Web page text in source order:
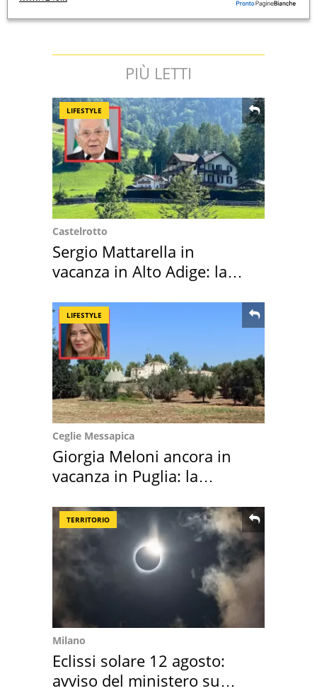
PIÙ LETTI
LIFESTYLE
Castelrotto
Sergio Mattarella in
vacanza in Alto Adige: la
LIFESTYLE
Ceglie Messapica
Giorgia Meloni ancora in
vacanza in Puglia: la
TERRITORIO
Milano
Eclissi solare 12 agosto:
avviso del ministero su